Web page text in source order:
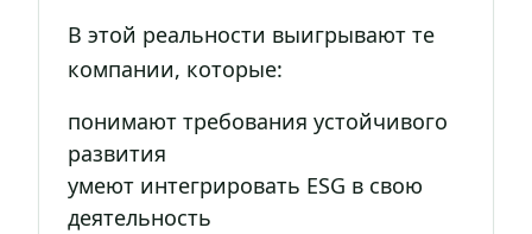
В этой реальности выигрывают те
компании, которые:
понимают требования устойчивого
развития
умеют интегрировать ESG в свою
деятельность